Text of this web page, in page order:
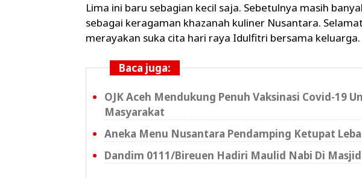
Lima ini baru sebagian kecil saja. Sebetulnya masih
sebagai keragaman khazanah kuliner Nusantara.
merayakan suka cita hari raya Idulfitri bersama keluarga.
Baca juga:
OJK Aceh Mendukung Penuh Vaksinasi Covid-19
Masyarakat
Aneka Menu Nusantara Pendamping Ketupat
Dandim 0111/Bireuen Hadiri Maulid Nabi Di